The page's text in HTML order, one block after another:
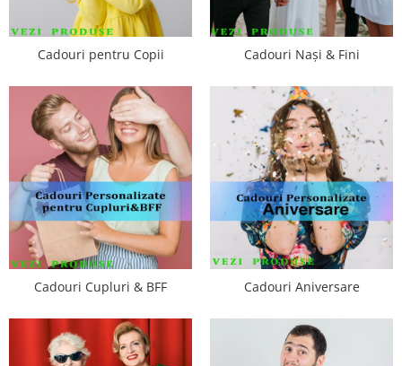
Cadouri pentru Copii Cadouri Nași & Fini
Cadouri Cupluri & BFF Cadouri Aniversare